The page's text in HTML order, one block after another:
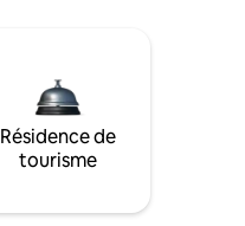
Résidence de
tourisme